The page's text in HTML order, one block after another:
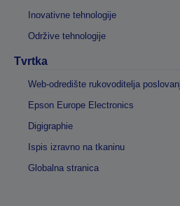
Inovativne tehnologije
Održive tehnologije
Tvrtka
Web-odredište rukovoditelja
Epson Europe Electronics
Digigraphie
Ispis izravno na tkaninu
Globalna stranica